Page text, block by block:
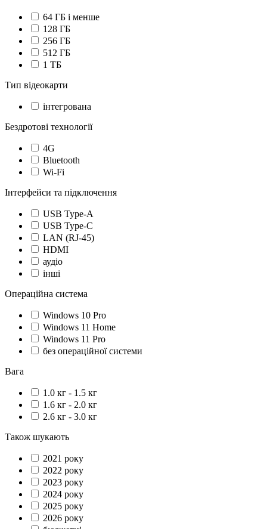
64 ГБ і менше
128 ГБ
256 ГБ
512 ГБ
1 ТБ
Тип відеокарти
інтегрована
Бездротові технології
4G
Bluetooth
Wi-Fi
Інтерфейси та підключення
USB Type-A
USB Type-C
LAN (RJ-45)
HDMI
аудіо
інші
Операційна система
Windows 10 Pro
Windows 11 Home
Windows 11 Pro
без операційної системи
Вага
1.0 кг - 1.5 кг
1.6 кг - 2.0 кг
2.6 кг - 3.0 кг
Також шукають
2021 року
2022 року
2023 року
2024 року
2025 року
2026 року